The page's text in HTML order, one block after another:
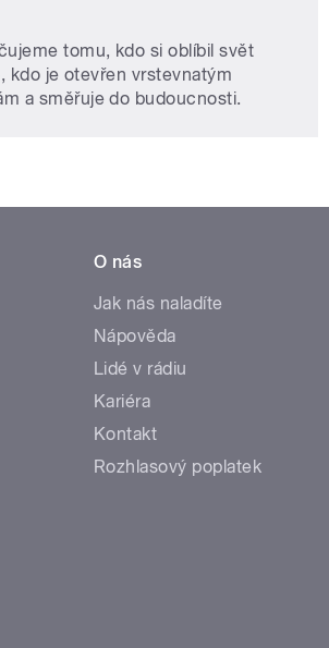
tomu, kdo si oblíbil svět
kdo je otevřen vrstevnatým
a směřuje do budoucnosti.
O nás
Jak nás naladíte
Nápověda
Lidé v rádiu
Kariéra
Kontakt
Rozhlasový poplatek